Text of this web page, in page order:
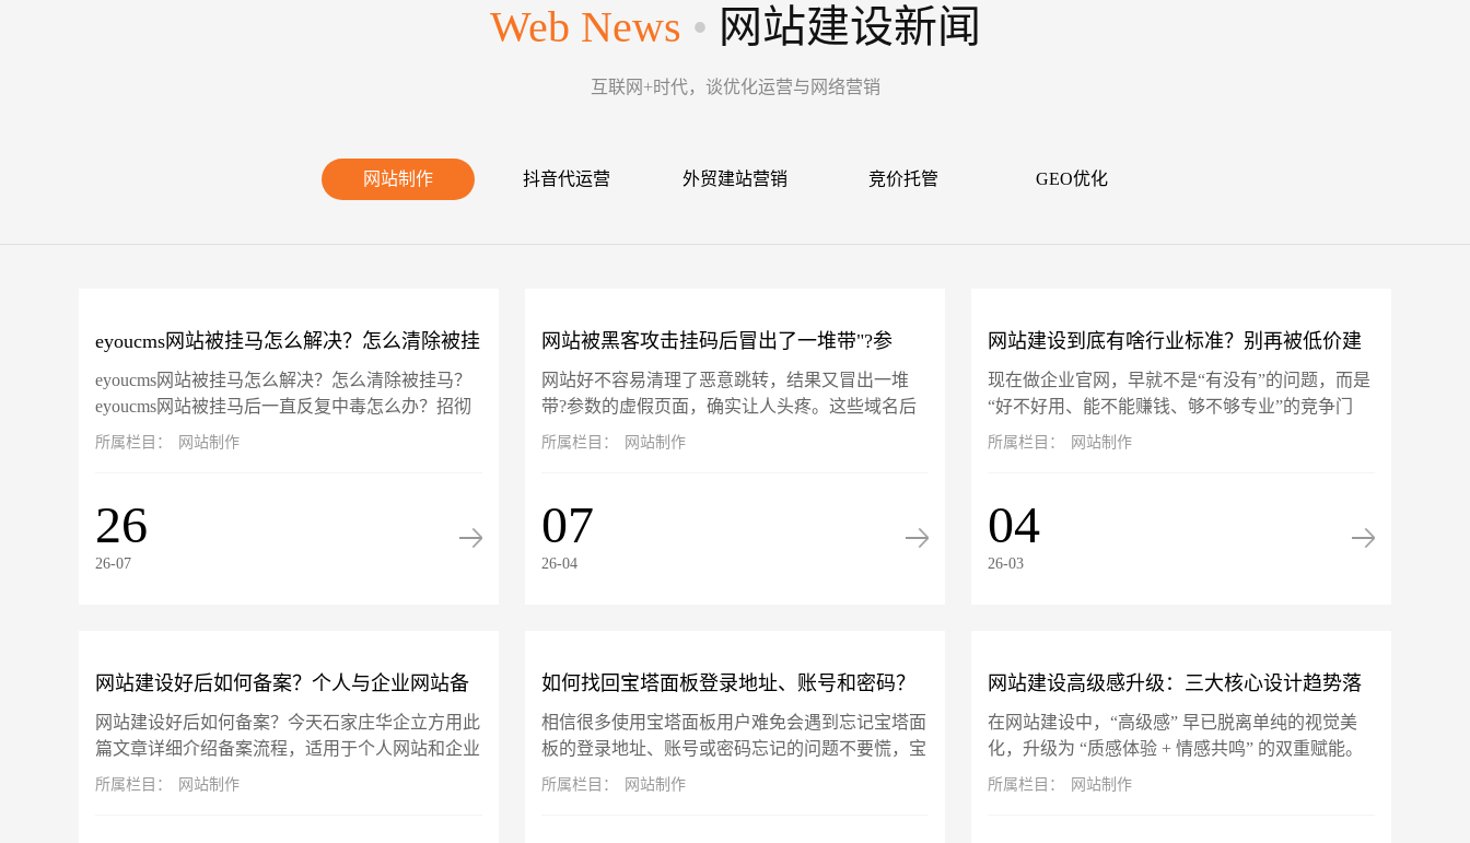
Web News • 网站建设新闻
互联网+时代，谈优化运营与网络营销
网站制作 抖音代运营 外贸建站营销 竞价托管 GEO优化
eyoucms网站被挂马怎么解决？怎么清除被挂
马？
eyoucms网站被挂马怎么解决？怎么清除被挂马？
eyoucms网站被挂马后一直反复中毒怎么办？招彻
底告别反复挂马，彻底清除挂马！此篇文章以
所属栏目： 网站制作
26
26-07
网站被黑客攻击挂码后冒出了一堆带"?参
数"的虚假页面怎么解决？
网站好不容易清理了恶意跳转，结果又冒出一堆
带?参数的虚假页面，确实让人头疼‌。‌这些域名后
加?的页面不是真实存在，而是搜索引擎（如百
所属栏目： 网站制作
07
26-04
网站建设到底有啥行业标准？别再被低价建
站坑惨了！
现在做企业官网，早就不是“有没有”的问题，而是
“好不好用、能不能赚钱、够不够专业”的竞争门
槛。网站就是企业线上的门面、获客的入口、跟客
所属栏目： 网站制作
04
26-03
网站建设好后如何备案？个人与企业网站备
案流程详解
网站建设好后如何备案？今天石家庄华企立方用此
篇文章详细介绍备案流程，适用于个人网站和企业
网站备案流程。备案旨在确保网站运营主体的真实
所属栏目： 网站制作
如何找回宝塔面板登录地址、账号和密码？
相信很多使用宝塔面板用户难免会遇到忘记宝塔面
板的登录地址、账号或密码忘记的问题不要慌，宝
塔面板的账号信息是可以通过终端找回的，以服务
所属栏目： 网站制作
网站建设高级感升级：三大核心设计趋势落
地指南
在网站建设中，“高级感” 早已脱离单纯的视觉美
化，升级为 “质感体验 + 情感共鸣” 的双重赋能。
微交互、暗黑模式与 3D 视差三大热门设计趋势，
所属栏目： 网站制作